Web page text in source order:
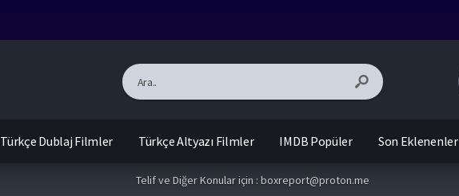
Türkçe Dublaj Filmler Türkçe Altyazı Filmler IMDB Popüler Son Eklenenler
Telif ve Diğer Konular için : boxreport@proton.me